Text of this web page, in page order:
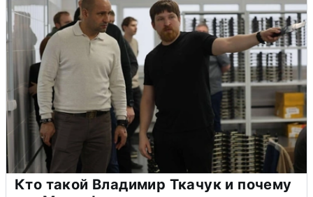
Кто такой Владимир Ткачук и почему